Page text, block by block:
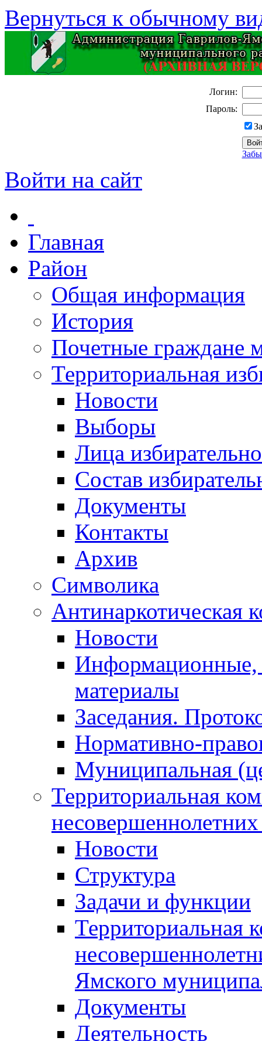
Вернуться к обычному
Логин:
Пароль:
Войти на сайт
Главная
Район
Общая информация
История
Почетные граждане
Территориальная
Новости
Выборы
Лица
Состав
Документы
Контакты
Архив
Символика
Антинаркотическая
Новости
Информационные,
материалы
Заседания.
Нормативно-
Муниципальная
Территориальная
Новости
Структура
Задачи и функции
Территориальная
Ямского
Документы
Деятельность